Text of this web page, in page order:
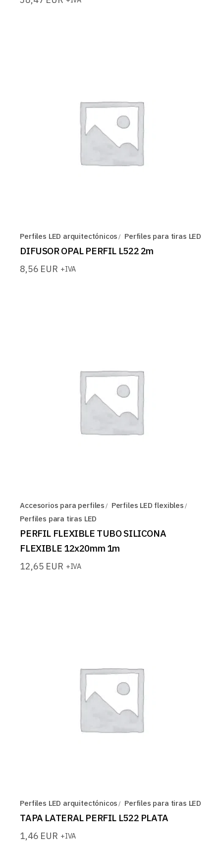
Perfiles LED arquitectónicos Perfiles para tiras LED
DIFUSOR OPAL PERFIL L522 2m
8,56 EUR +IVA
Accesorios para perfiles
Perfiles LED flexibles
Perfiles para tiras LED
PERFIL FLEXIBLE TUBO SILICONA
FLEXIBLE 12x20mm 1m
12,65 EUR +IVA
Perfiles LED arquitectónicos Perfiles para tiras LED
TAPA LATERAL PERFIL L522 PLATA
1,46 EUR +IVA